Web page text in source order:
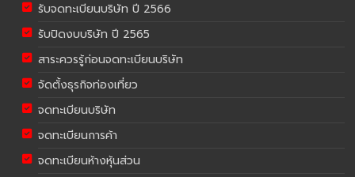
รับจดทะเบียนบริษัท ปี 2566
รับปิดงบบริษัท ปี 2565
สาระควรรู้ก่อนจดทะเบียนบริษัท
จัดตั้งธุรกิจท่องเที่ยว
จดทะเบียนบริษัท
จดทะเบียนการค้า
จดทะเบียนห้างหุ้นส่วน